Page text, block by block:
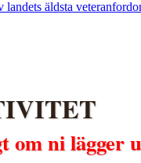
om ni lägger